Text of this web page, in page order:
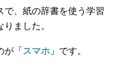
、紙の辞書を使う学習
ました。
が 「スマホ」 です。